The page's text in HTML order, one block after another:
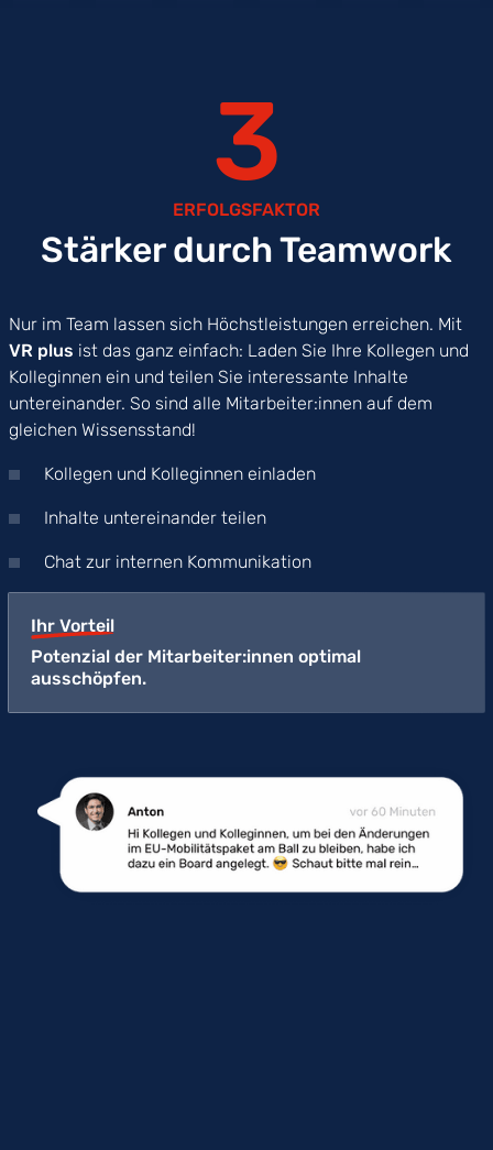
3
ERFOLGSFAKTOR
Stärker durch Teamwork
Nur im Team lassen sich Höchstleistungen erreichen. Mit
VR plus ist das ganz einfach: Laden Sie Ihre Kollegen und
Kolleginnen ein und teilen Sie interessante Inhalte
untereinander. So sind alle Mitarbeiter:innen auf dem
gleichen Wissensstand!
Kollegen und Kolleginnen einladen
Inhalte untereinander teilen
Chat zur internen Kommunikation
Ihr Vorteil
Potenzial der Mitarbeiter:innen optimal
ausschöpfen.